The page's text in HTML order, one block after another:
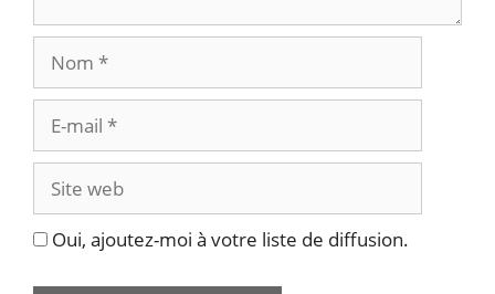
mail
Site
web
Oui, ajoutez-moi à votre liste de diffusion.